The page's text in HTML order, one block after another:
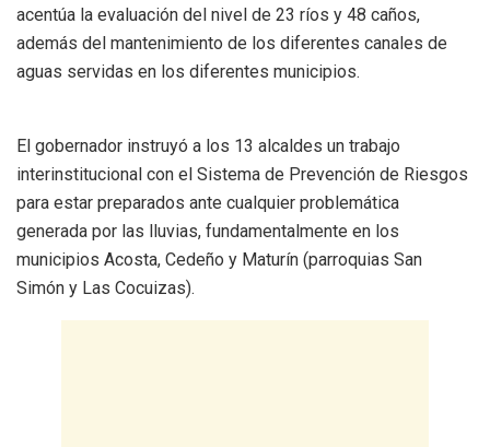
acentúa la evaluación del nivel de 23 ríos y 48 caños,
además del mantenimiento de los diferentes canales de
aguas servidas en los diferentes municipios.
El gobernador instruyó a los 13 alcaldes un trabajo
interinstitucional con el Sistema de Prevención de Riesgos
para estar preparados ante cualquier problemática
generada por las lluvias, fundamentalmente en los
municipios Acosta, Cedeño y Maturín (parroquias San
Simón y Las Cocuizas).